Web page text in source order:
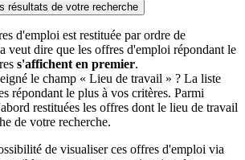
résultats de votre recherche
d'emploi est restituée par ordre de
veut dire que les offres d'emploi répondant le
s'affichent en premier.
le champ « Lieu de travail » ? La liste
répondant le plus à vos critères. Parmi
restituées les offres dont le lieu de travail
de votre recherche.
de visualiser ces offres d'emploi via